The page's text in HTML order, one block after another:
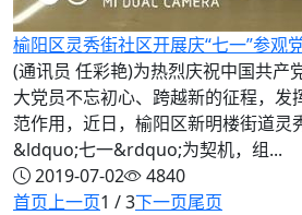
榆阳区灵秀街社区开展庆“七一”参观
(通讯员 任彩艳)为热烈庆祝中国共产
大党员不忘初心、跨越新的征程，发
范作用，近日，榆阳区新明楼街道灵
&ldquo;七一&rdquo;为契机，组...
2019-07-02
4840
首页上一页1 / 3下一页尾页